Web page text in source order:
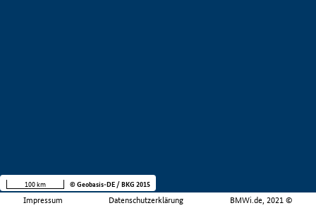
Impressum Datenschutzerklärung BMWi.de, 2021 ©
100 km © Geobasis-DE / BKG 2015